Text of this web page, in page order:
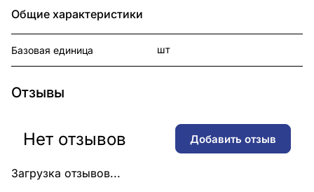
Общие характеристики
Базовая единица шт
Отзывы
Загрузка отзывов...
Нет отзывов Добавить отзыв